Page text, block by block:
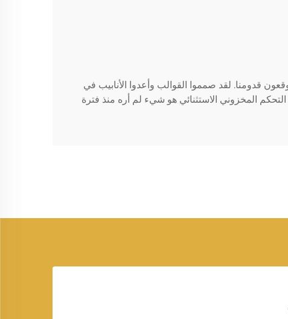
قدومنا. لقد صمموا القوالب وأعدوا الأنابيب في
التحكم المخزوني الاستثنائي هو شيء لم أره منذ فترة